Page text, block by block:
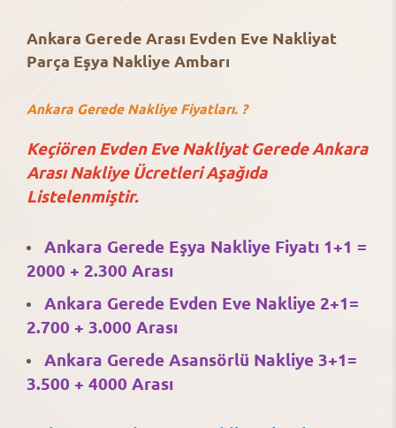
Ankara Gerede Arası Evden Eve Nakliyat
Parça Eşya Nakliye Ambarı
Ankara Gerede Nakliye Fiyatları. ?
Keçiören Evden Eve Nakliyat Gerede Ankara
Arası Nakliye Ücretleri Aşağıda
Listelenmiştir.
Ankara Gerede Eşya Nakliye Fiyatı 1+1 =
2000 + 2.300 Arası
Ankara Gerede Evden Eve Nakliye 2+1=
2.700 + 3.000 Arası
Ankara Gerede Asansörlü Nakliye 3+1=
3.500 + 4000 Arası